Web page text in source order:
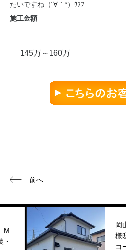
たいですね（´∀｀*）ｳﾌﾌ
施工金額
145万～160万
前へ
岡山県倉敷市 N
様邸｜外壁塗装・
コーキング工事/事